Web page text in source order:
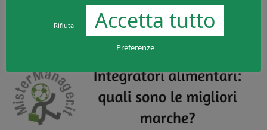
Rifiuta Accetta tutto
Preferenze